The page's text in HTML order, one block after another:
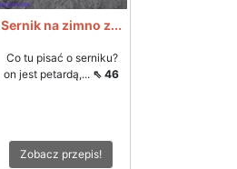
Sernik na zimno z...
Co tu pisać o serniku?
on jest petardą,... ⇖ 46
Zobacz przepis!